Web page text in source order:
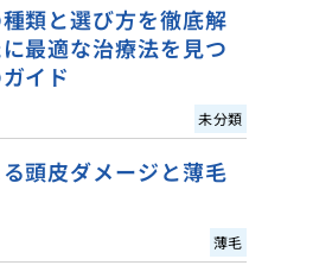
類と選び方を徹底解
最適な治療法を見つ
イド
未分類
頭皮ダメージと薄毛
薄毛